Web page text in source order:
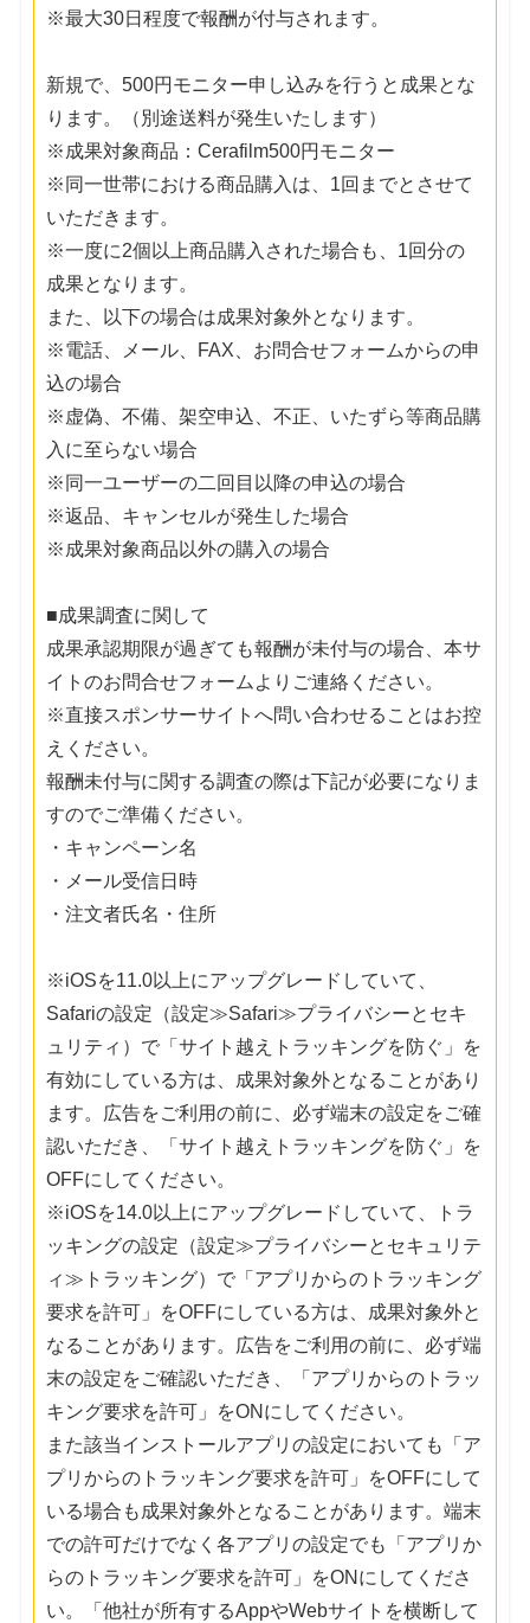
※最大30日程度で報酬が付与されます。
新規で、500円モニター申し込みを行うと成果とな
ります。（別途送料が発生いたします）
※成果対象商品：Cerafilm500円モニター
※同一世帯における商品購入は、1回までとさせて
いただきます。
※一度に2個以上商品購入された場合も、1回分の
成果となります。
また、以下の場合は成果対象外となります。
※電話、メール、FAX、お問合せフォームからの申
込の場合
※虚偽、不備、架空申込、不正、いたずら等商品購
入に至らない場合
※同一ユーザーの二回目以降の申込の場合
※返品、キャンセルが発生した場合
※成果対象商品以外の購入の場合
■成果調査に関して
成果承認期限が過ぎても報酬が未付与の場合、本サ
イトのお問合せフォームよりご連絡ください。
※直接スポンサーサイトへ問い合わせることはお控
えください。
報酬未付与に関する調査の際は下記が必要になりま
すのでご準備ください。
・キャンペーン名
・メール受信日時
・注文者氏名・住所
※iOSを11.0以上にアップグレードしていて、
Safariの設定（設定≫Safari≫プライバシーとセキ
ュリティ）で「サイト越えトラッキングを防ぐ」を
有効にしている方は、成果対象外となることがあり
ます。広告をご利用の前に、必ず端末の設定をご確
認いただき、「サイト越えトラッキングを防ぐ」を
OFFにしてください。
※iOSを14.0以上にアップグレードしていて、トラ
ッキングの設定（設定≫プライバシーとセキュリテ
ィ≫トラッキング）で「アプリからのトラッキング
要求を許可」をOFFにしている方は、成果対象外と
なることがあります。広告をご利用の前に、必ず端
末の設定をご確認いただき、「アプリからのトラッ
キング要求を許可」をONにしてください。
また該当インストールアプリの設定においても「ア
プリからのトラッキング要求を許可」をOFFにして
いる場合も成果対象外となることがあります。端末
での許可だけでなく各アプリの設定でも「アプリか
らのトラッキング要求を許可」をONにしてくださ
い。「他社が所有するAppやWebサイトを横断して